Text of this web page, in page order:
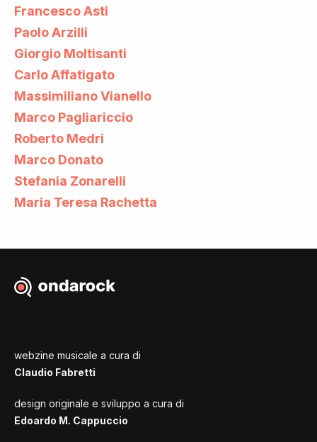
Francesco Asti
Paolo Arzilli
Giorgio Moltisanti
Carlo Affatigato
Massimiliano Vianello
Marco Pagliariccio
Roberto Medri
Marco Donato
Stefania Zonarelli
Maria Teresa Rachetta
webzine musicale a cura di
Claudio Fabretti
design originale e sviluppo a cura di
Edoardo M. Cappuccio